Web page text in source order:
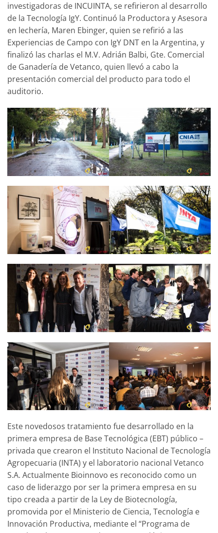
investigadoras de INCUINTA, se refirieron al desarrollo
de la Tecnología IgY. Continuó la Productora y Asesora
en lechería, Maren Ebinger, quien se refirió a las
Experiencias de Campo con IgY DNT en la Argentina, y
finalizó las charlas el M.V. Adrián Balbi, Gte. Comercial
de Ganadería de Vetanco, quien llevó a cabo la
presentación comercial del producto para todo el
auditorio.
Este novedosos tratamiento fue desarrollado en la
primera empresa de Base Tecnológica (EBT) público –
privada que crearon el Instituto Nacional de Tecnología
Agropecuaria (INTA) y el laboratorio nacional Vetanco
S.A. Actualmente Bioinnovo es reconocido como un
caso de liderazgo por ser la primera empresa en su
tipo creada a partir de la Ley de Biotecnología,
promovida por el Ministerio de Ciencia, Tecnología e
Innovación Productiva, mediante el “Programa de